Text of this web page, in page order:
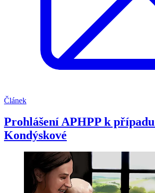
Článek
Prohlášení APHPP k
Kondýskové